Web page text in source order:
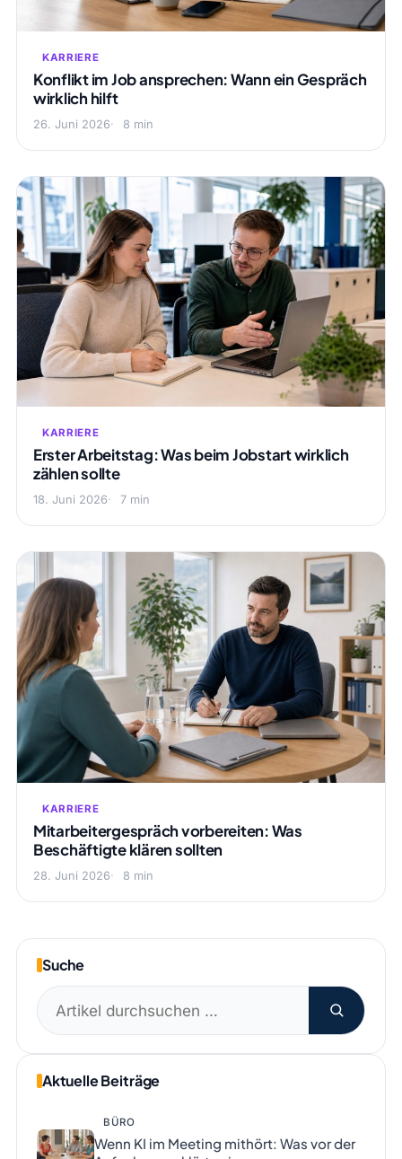
KARRIERE
Konflikt im Job ansprechen: Wann ein Gespräch
wirklich hilft
26. Juni 2026 8 min
KARRIERE
Erster Arbeitstag: Was beim Jobstart wirklich
zählen sollte
18. Juni 2026 7 min
KARRIERE
Mitarbeitergespräch vorbereiten: Was
Beschäftigte klären sollten
28. Juni 2026 8 min
Suche
Suchen
nach:
Aktuelle Beiträge
BÜRO
Wenn KI im Meeting mithört: Was vor der